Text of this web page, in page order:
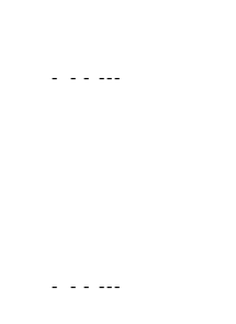
- - - ---
- - - ---